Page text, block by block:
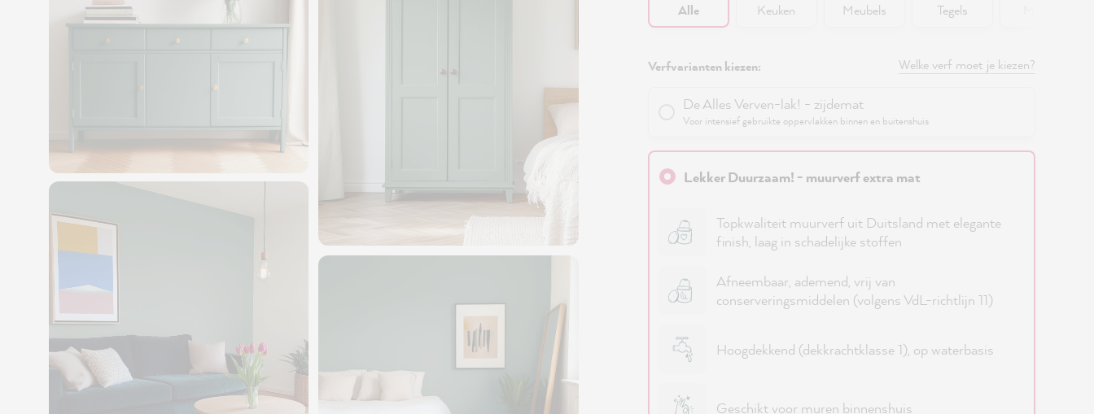
Alle Keuken Meubels Tegels
Verfvarianten kiezen: Welke verf moet je kiezen?
De Alles Verven-lak! - zijdemat
Voor intensief gebruikte oppervlakken binnen en buitenshuis
Lekker Duurzaam! - muurverf extra mat
Topkwaliteit muurverf uit Duitsland met elegante
finish, laag in schadelijke stoffen
Afneembaar, ademend, vrij van
conserveringsmiddelen (volgens VdL-richtlijn 11)
Hoogdekkend (dekkrachtklasse 1), op waterbasis
Geschikt voor muren binnenshuis